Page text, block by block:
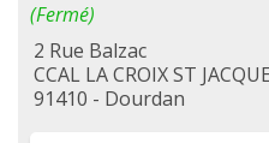
(Fermé)
2 Rue Balzac
CCAL LA CROIX ST
91410 - Dourdan